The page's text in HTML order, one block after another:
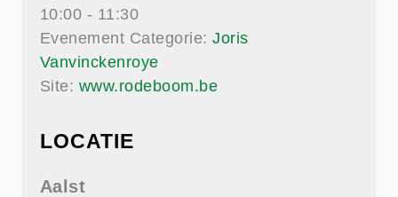
10:00 - 11:30
Evenement Categorie: Joris
Vanvinckenroye
Site: www.rodeboom.be
LOCATIE
Aalst